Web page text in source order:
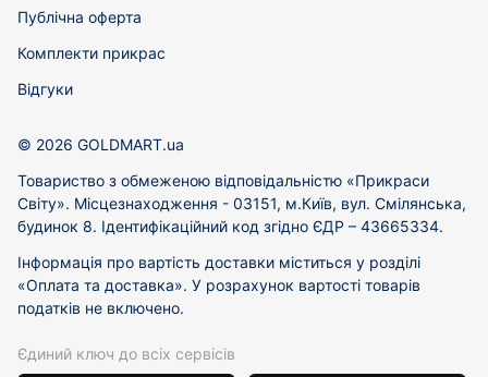
Публічна оферта
Комплекти прикрас
Відгуки
© 2026 GOLDMART.ua
Товариство з обмеженою відповідальністю «Прикраси
Світу». Місцезнаходження - 03151, м.Київ, вул. Смілянська,
будинок 8. Ідентифікаційний код згідно ЄДР – 43665334.
Інформація про вартість доставки міститься у розділі
«Оплата та доставка». У розрахунок вартості товарів
податків не включено.
Єдиний ключ до всіх сервісів